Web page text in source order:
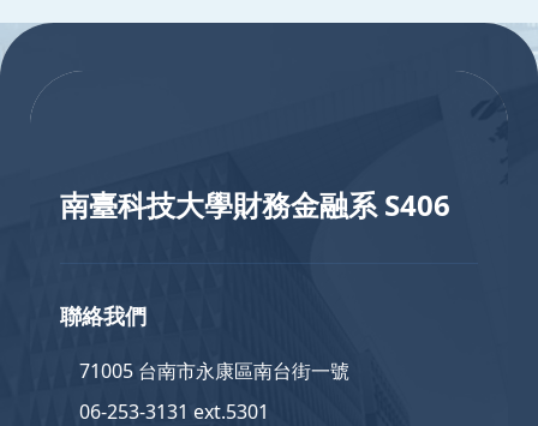
:::
南臺科技大學財務金融系 S406
聯絡我們
71005 台南市永康區南台街一號
06-253-3131 ext.5301